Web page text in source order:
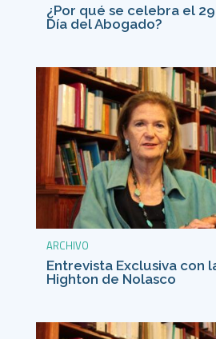
¿Por qué se celebra el
Día del Abogado?
ARCHIVO
Entrevista Exclusiva con
Highton de Nolasco